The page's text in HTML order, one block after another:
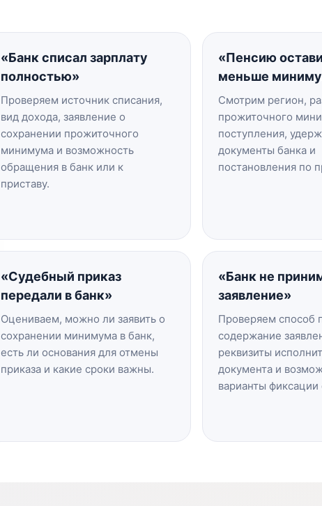
«Банк списал зарплату
полностью»
Проверяем источник списания,
вид дохода, заявление о
сохранении прожиточного
минимума и возможность
обращения в банк или к
приставу.
«Пенсию
меньше
Смотрим регион,
прожиточного
поступления,
документы банка и
постановления по
«Судебный приказ
передали в банк»
Оцениваем, можно ли заявить о
сохранении минимума в банк,
есть ли основания для отмены
приказа и какие сроки важны.
«Банк не
заявление»
Проверяем способ
содержание
реквизиты
документа и
варианты